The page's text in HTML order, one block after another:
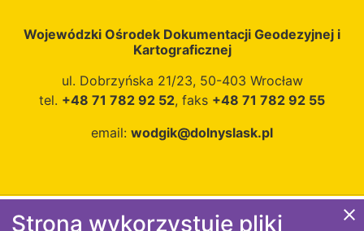
Wojewódzki Ośrodek Dokumentacji Geodezyjnej i
Kartograficznej
ul. Dobrzyńska 21/23, 50-403 Wrocław
tel. +48 71 782 92 52, faks +48 71 782 92 55
email: wodgik@dolnyslask.pl
Strona wykorzystuje pliki close